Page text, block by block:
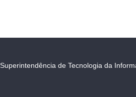
Superintendência de Tecnologia da